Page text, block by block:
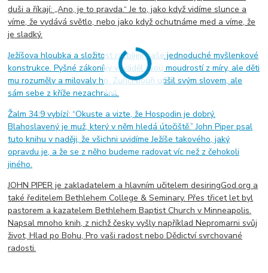
duši a říkají: „Ano, je to pravda.“ Je to, jako když vidíme slunce a
víme, že vydává světlo, nebo jako když ochutnáme med a víme, že
je sladký.
Ježíšova hloubka a složitost rozbíjejí naše jednoduché myšlenkové
konstrukce. Pyšné zákoníky vyváděl svou moudrostí z míry, ale děti
mu rozuměly a milovaly ho. Zuřící bouři utišil svým slovem, ale
sám sebe z kříže nezachránil.
Žalm 34:9 vybízí: “Okuste a vizte, že Hospodin je dobrý.
Blahoslavený je muž, který v něm hledá útočiště.” John Piper psal
tuto knihu v naději, že všichni uvidíme Ježíše takového, jaký
opravdu je, a že se z něho budeme radovat víc než z čehokoli
jiného.
JOHN PIPER je zakladatelem a hlavním učitelem desiringGod.org a
také ředitelem Bethlehem College & Seminary. Přes třicet let byl
pastorem a kazatelem Bethlehem Baptist Church v Minneapolis.
Napsal mnoho knih, z nichž česky vyšly například Nepromarni svůj
život, Hlad po Bohu, Pro vaši radost nebo Dědictví svrchované
radosti.